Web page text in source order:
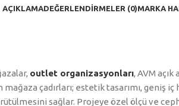
AÇIKLAMADEĞERLENDIRMELER (0)MARKA
outlet organizasyonları, AVM
mağaza çadırları; estetik tasarımı,
sağlar. Projeye özel ölçü ve